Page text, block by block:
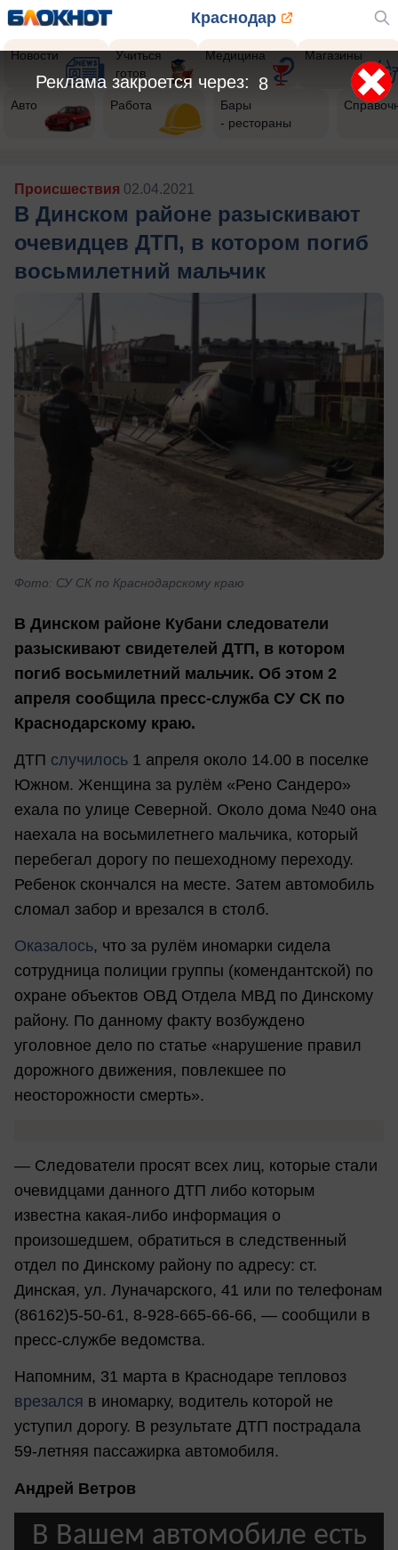
Краснодар
Новости
Учиться
готов
Медицина Магазины
Авто Работа
Бары
- рестораны
Происшествия 02.04.2021
В Динском районе разыскивают
очевидцев ДТП, в котором погиб
восьмилетний мальчик
Фото: СУ СК по Краснодарскому краю
В Динском районе Кубани следователи
разыскивают свидетелей ДТП, в котором
погиб восьмилетний мальчик. Об этом 2
апреля сообщила пресс-служба СУ СК по
Краснодарскому краю.
ДТП случилось 1 апреля около 14.00 в поселке
Южном. Женщина за рулём «Рено Сандеро»
ехала по улице Северной. Около дома №40 она
наехала на восьмилетнего мальчика, который
перебегал дорогу по пешеходному переходу.
Ребенок скончался на месте. Затем автомобиль
сломал забор и врезался в столб.
Оказалось, что за рулём иномарки сидела
сотрудница полиции группы (комендантской) по
охране объектов ОВД Отдела МВД по Динскому
району. По данному факту возбуждено
уголовное дело по статье «нарушение правил
дорожного движения, повлекшее по
неосторожности смерть».
— Следователи просят всех лиц, которые стали
очевидцами данного ДТП либо которым
известна какая-либо информация о
произошедшем, обратиться в следственный
отдел по Динскому району по адресу: ст.
Динская, ул. Луначарского, 41 или по телефонам
(86162)5-50-61, 8-928-665-66-66, — сообщили в
пресс-службе ведомства.
Напомним, 31 марта в Краснодаре тепловоз
врезался в иномарку, водитель которой не
уступил дорогу. В результате ДТП пострадала
59-летняя пассажирка автомобиля.
Андрей Ветров
5
Реклама закроется через: